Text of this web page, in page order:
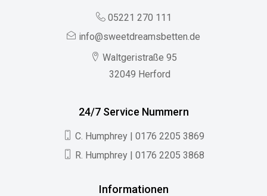
05221 270 111
info@sweetdreamsbetten.de
Waltgeristraße 95
32049 Herford
24/7 Service Nummern
C. Humphrey | 0176 2205 3869
R. Humphrey | 0176 2205 3868
Informationen